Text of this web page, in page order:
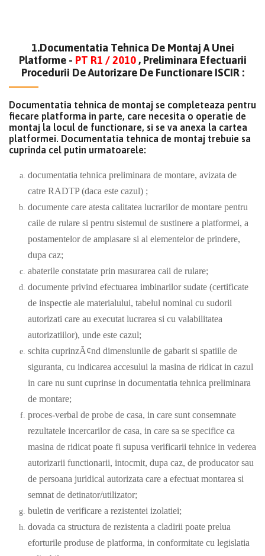
1.Documentatia Tehnica De Montaj A Unei
Platforme - PT R1 / 2010, Preliminara Efectuarii
Procedurii De Autorizare De Functionare ISCIR :
Documentatia tehnica de montaj se completeaza pentru
fiecare platforma in parte, care necesita o operatie de
montaj la locul de functionare, si se va anexa la cartea
platformei. Documentatia tehnica de montaj trebuie sa
cuprinda cel putin urmatoarele:
documentatia tehnica preliminara de montare, avizata de
catre RADTP (daca este cazul) ;
documente care atesta calitatea lucrarilor de montare pentru
caile de rulare si pentru sistemul de sustinere a platformei, a
postamentelor de amplasare si al elementelor de prindere,
dupa caz;
abaterile constatate prin masurarea caii de rulare;
documente privind efectuarea imbinarilor sudate (certificate
de inspectie ale materialului, tabelul nominal cu sudorii
autorizati care au executat lucrarea si cu valabilitatea
autorizatiilor), unde este cazul;
schita cuprinzÃ¢nd dimensiunile de gabarit si spatiile de
siguranta, cu indicarea accesului la masina de ridicat in cazul
in care nu sunt cuprinse in documentatia tehnica preliminara
de montare;
proces-verbal de probe de casa, in care sunt consemnate
rezultatele incercarilor de casa, in care sa se specifice ca
masina de ridicat poate fi supusa verificarii tehnice in vederea
autorizarii functionarii, intocmit, dupa caz, de producator sau
de persoana juridical autorizata care a efectuat montarea si
semnat de detinator/utilizator;
buletin de verificare a rezistentei izolatiei;
dovada ca structura de rezistenta a cladirii poate prelua
eforturile produse de platforma, in conformitate cu legislatia